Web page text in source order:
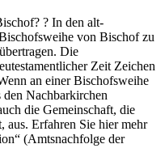
? In den alt-
von Bischof zu
Die
Zeit Zeichen
an einer Bischofsweihe
Nachbarkirchen
die Gemeinschaft, die
aus. Erfahren Sie hier mehr
(Amtsnachfolge der